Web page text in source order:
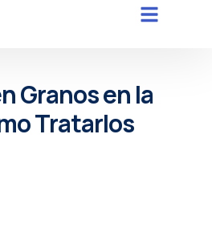
Granos en la
Tratarlos